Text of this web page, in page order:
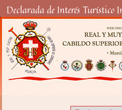
Declarada de Interés Turístico